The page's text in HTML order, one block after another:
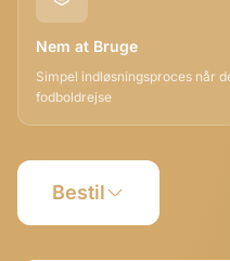
Nem at Bruge
Simpel indløsningsproces når
fodboldrejse
Bestil